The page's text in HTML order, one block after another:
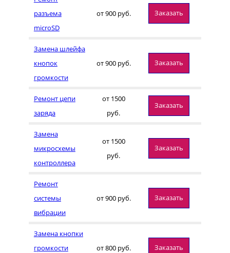
разъема
microSD
от 900 руб. Заказать
Замена шлейфа
кнопок
громкости
от 900 руб. Заказать
Ремонт цепи
заряда
от 1500
руб.
Заказать
Замена
микросхемы
контроллера
от 1500
руб.
Заказать
Ремонт
системы
вибрации
от 900 руб. Заказать
Замена кнопки
громкости
от 800 руб. Заказать